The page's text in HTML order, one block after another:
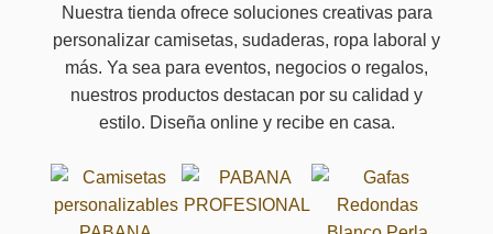
Nuestra tienda ofrece soluciones creativas para
personalizar camisetas, sudaderas, ropa laboral y
más. Ya sea para eventos, negocios o regalos,
nuestros productos destacan por su calidad y
estilo. Diseña online y recibe en casa.